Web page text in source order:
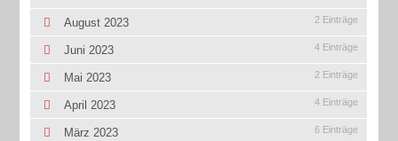
August 2023 2 Einträge
Juni 2023 4 Einträge
Mai 2023 2 Einträge
April 2023 4 Einträge
März 2023 6 Einträge